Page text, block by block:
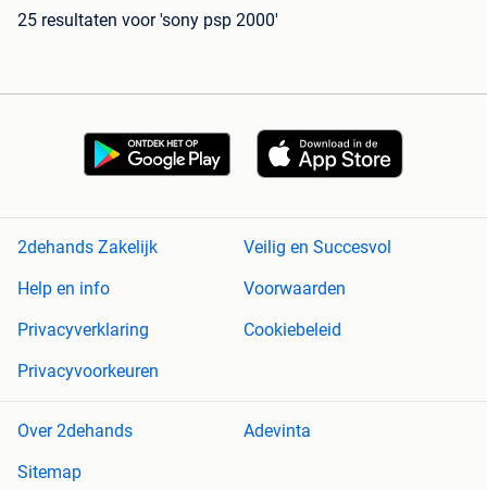
25 resultaten voor 'sony psp 2000'
2dehands Zakelijk
Veilig en Succesvol
Help en info
Voorwaarden
Privacyverklaring
Cookiebeleid
Privacyvoorkeuren
Over 2dehands
Adevinta
Sitemap